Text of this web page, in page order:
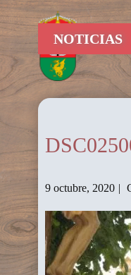
NOTICIAS
9 octubre, 2020